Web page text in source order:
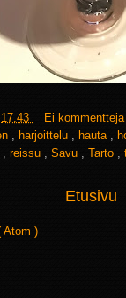
17.43
Ei
, harjoittelu , hauta ,
, reissu , Savu , Tarto ,
Etusivu
Atom )